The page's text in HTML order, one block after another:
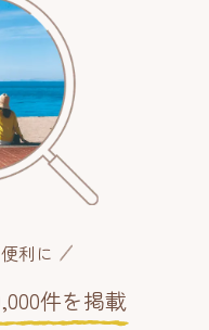
利に
件を掲載